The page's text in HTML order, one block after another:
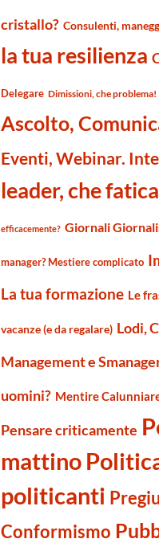
cristallo? Consulenti,
la tua resilienza
Delegare Dimissioni, che problema!
Ascolto,
Eventi, Webinar.
leader, che
efficacemente? Giornali
manager? Mestiere complicato
La tua formazione Le
vacanze (e da regalare) Lodi,
Management e
uomini? Mentire
Pensare criticamente
mattino
politicanti
Conformismo